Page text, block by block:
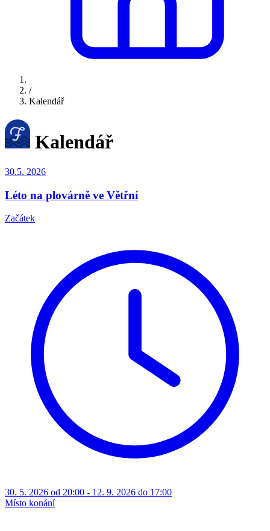
/
Kalendář
Kalendář
30.5. 2026
Léto na plovárně ve Větřní
Začátek
30. 5. 2026 od 20:00 - 12. 9. 2026 do 17:00
Místo konání